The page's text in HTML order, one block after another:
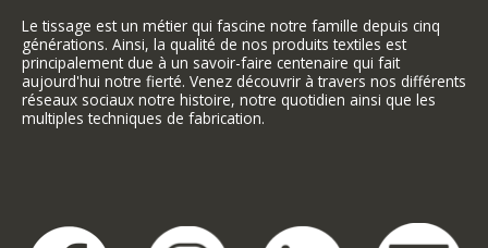
Le tissage est un métier qui fascine notre famille depuis cinq
générations. Ainsi, la qualité de nos produits textiles est
principalement due à un savoir-faire centenaire qui fait
aujourd'hui notre fierté. Venez découvrir à travers nos différents
réseaux sociaux notre histoire, notre quotidien ainsi que les
multiples techniques de fabrication.